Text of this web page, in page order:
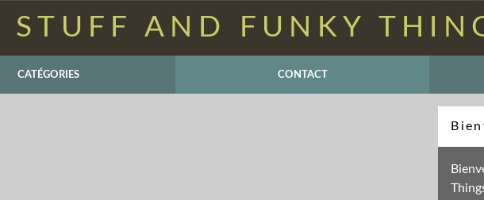
STUFF AND FUNKY
CATÉGORIES CONTACT